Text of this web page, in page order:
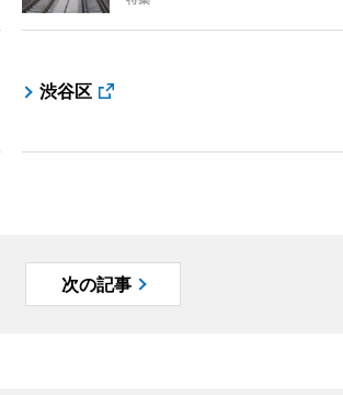
渋谷区
次の記事